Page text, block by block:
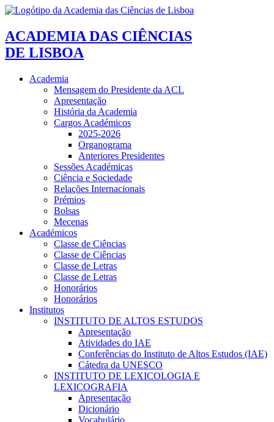
ACADEMIA DAS CIÊNCIAS
DE LISBOA
Academia
Mensagem do Presidente da ACL
Apresentação
História da Academia
Cargos Académicos
2025-2026
Organograma
Anteriores Presidentes
Sessões Académicas
Ciência e Sociedade
Relações Internacionais
Prémios
Bolsas
Mecenas
Académicos
Classe de Ciências
Classe de Ciências
Classe de Letras
Classe de Letras
Honorários
Honorários
Institutos
INSTITUTO DE ALTOS ESTUDOS
Apresentação
Atividades do IAE
Conferências do Instituto de Altos Estudos (IAE)
Cátedra da UNESCO
INSTITUTO DE LEXICOLOGIA E
LEXICOGRAFIA
Apresentação
Dicionário
Vocabulário